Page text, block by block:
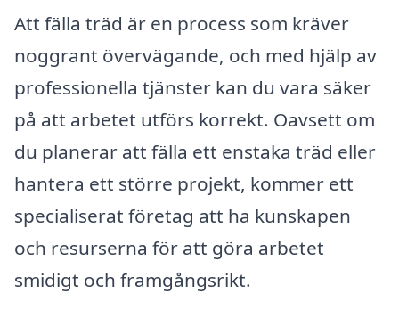
Att fälla träd är en process som kräver
noggrant övervägande, och med hjälp av
professionella tjänster kan du vara säker
på att arbetet utförs korrekt. Oavsett om
du planerar att fälla ett enstaka träd eller
hantera ett större projekt, kommer ett
specialiserat företag att ha kunskapen
och resurserna för att göra arbetet
smidigt och framgångsrikt.